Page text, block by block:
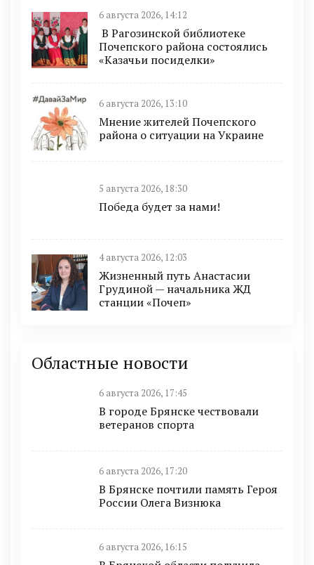
6 августа 2026, 14:12
В Рагозинской библиотеке
Почепского района состоялись
«Казачьи посиделки»
6 августа 2026, 13:10
Мнение жителей Почепского
района о ситуации на Украине
5 августа 2026, 18:30
Победа будет за нами!
4 августа 2026, 12:03
Жизненный путь Анастасии
Грудиной — начальника ЖД
станции «Почеп»
Областные новости
6 августа 2026, 17:45
В городе Брянске чествовали
ветеранов спорта
6 августа 2026, 17:20
В Брянске почтили память Героя
России Олега Визнюка
6 августа 2026, 16:15